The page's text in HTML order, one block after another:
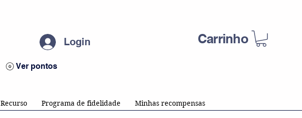
Login Carrinho
Ver pontos
Recurso Programa de fidelidade Minhas recompensas